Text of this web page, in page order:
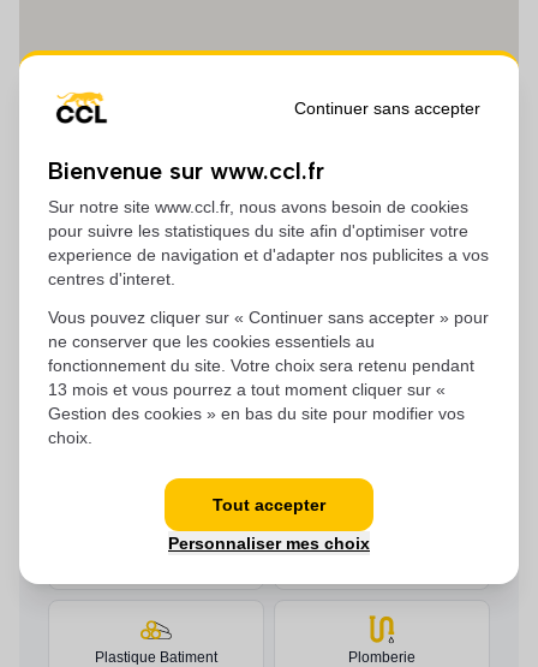
Continuer sans accepter
Bienvenue sur www.ccl.fr
Sur notre site www.ccl.fr, nous avons besoin de cookies
pour suivre les statistiques du site afin d'optimiser votre
experience de navigation et d'adapter nos publicites a vos
centres d'interet.
Vous pouvez cliquer sur « Continuer sans accepter » pour
ne conserver que les cookies essentiels au
fonctionnement du site. Votre choix sera retenu pendant
13 mois et vous pourrez a tout moment cliquer sur «
Gestion des cookies » en bas du site pour modifier vos
choix.
Tout accepter
Personnaliser mes choix
NOS ACTIVITÉS
Sanitaire Consommable
Plastique Batiment Plomberie